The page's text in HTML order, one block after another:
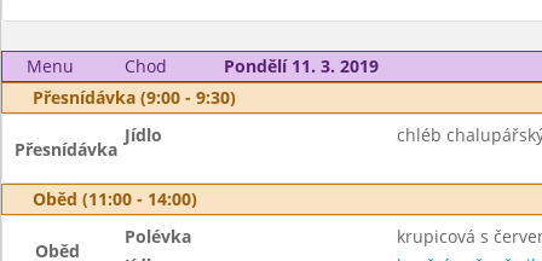
Menu Chod
Pondělí 11. 3. 2019
Přesnídávka (9:00 - 9:30)
Přesnídávka
Jídlo chléb
Oběd (11:00 - 14:00)
Oběd
Polévka
krupicová s